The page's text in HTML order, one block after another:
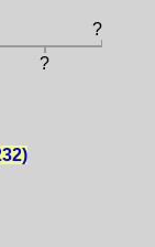
?
?